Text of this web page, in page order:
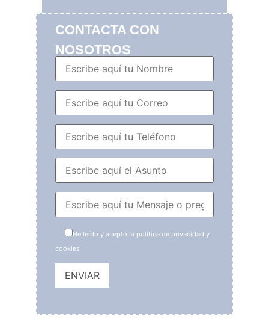
CONTACTA CON
NOSOTROS
He leído y acepto la política de privacidad y
cookies